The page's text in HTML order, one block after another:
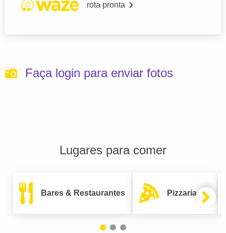
rota pronta
Faça login para enviar fotos
Lugares para comer
Bares & Restaurantes Pizzarias